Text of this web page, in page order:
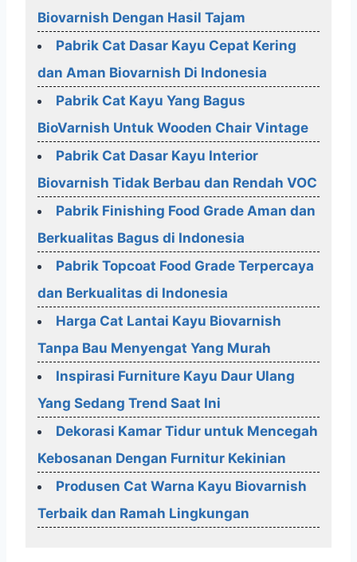
Biovarnish Dengan Hasil Tajam
Pabrik Cat Dasar Kayu Cepat Kering
dan Aman Biovarnish Di Indonesia
Pabrik Cat Kayu Yang Bagus
BioVarnish Untuk Wooden Chair Vintage
Pabrik Cat Dasar Kayu Interior
Biovarnish Tidak Berbau dan Rendah VOC
Pabrik Finishing Food Grade Aman dan
Berkualitas Bagus di Indonesia
Pabrik Topcoat Food Grade Terpercaya
dan Berkualitas di Indonesia
Harga Cat Lantai Kayu Biovarnish
Tanpa Bau Menyengat Yang Murah
Inspirasi Furniture Kayu Daur Ulang
Yang Sedang Trend Saat Ini
Dekorasi Kamar Tidur untuk Mencegah
Kebosanan Dengan Furnitur Kekinian
Produsen Cat Warna Kayu Biovarnish
Terbaik dan Ramah Lingkungan